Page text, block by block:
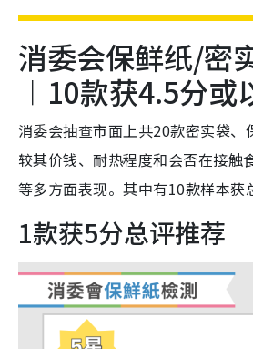
消委会保鲜纸/密
︱10款获4.5分或
消委会抽查市面上共20款密实袋、
较其价钱、耐热程度和会否在接触
等多方面表现。其中有10款样本获
1款获5分总评推荐